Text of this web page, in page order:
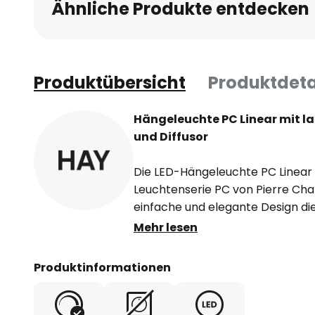
Ähnliche Produkte entdecken
Produktübersicht
Hängeleuchte PC Linear mit
und Diffusor
Die LED-Hängeleuchte PC
Leuchtenserie PC von Pierre
einfache und elegante Design
Schirm besteht aus einem Stück
Schirms macht die Leuchte zur
Ausstellungstischen und -
Mehr lesen
Produktinformationen